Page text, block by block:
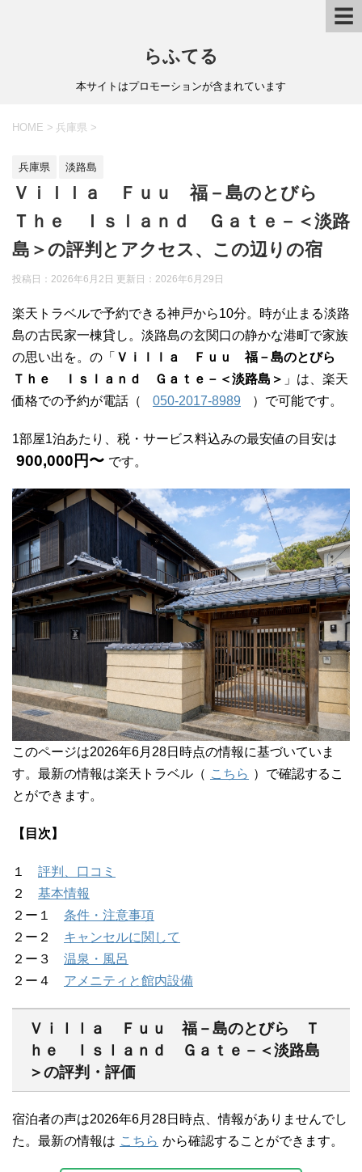
☰
らふてる
本サイトはプロモーションが含まれています
HOME > 兵庫県 >
兵庫県 淡路島
Ｖｉｌｌａ Ｆｕｕ 福－島のとびら
Ｔｈｅ Ｉｓｌａｎｄ Ｇａｔｅ－＜淡路
島＞の評判とアクセス、この辺りの宿
投稿日：2026年6月2日 更新日： 2026年6月29日
楽天トラベルで予約できる神戸から10分。時が止まる淡路
島の古民家一棟貸し。淡路島の玄関口の静かな港町で家族
の思い出を。の「 Ｖｉｌｌａ Ｆｕｕ 福－島のとびら
Ｔｈｅ Ｉｓｌａｎｄ Ｇａｔｅ－＜淡路島＞ 」は、楽天
価格での予約が電話（
050-2017-8989 ）で可能です。
1部屋1泊あたり、税・サービス料込みの最安値の目安は
900,000円〜 です。
このページは2026年6月28日時点の情報に基づいていま
す。最新の情報は楽天トラベル（ こちら ）で確認するこ
とができます。
【目次】
１ 評判、口コミ
２ 基本情報
２ー１ 条件・注意事項
２ー２ キャンセルに関して
２ー３ 温泉・風呂
２ー４ アメニティと館内設備
Ｖｉｌｌａ Ｆｕｕ 福－島のとびら Ｔ
ｈｅ Ｉｓｌａｎｄ Ｇａｔｅ－＜淡路島
＞の評判・評価
宿泊者の声は2026年6月28日時点、情報がありませんでし
た。最新の情報は こちら から確認することができます。